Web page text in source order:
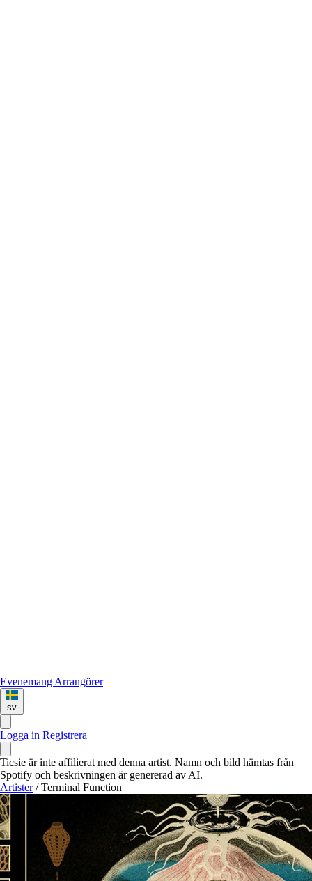
Evenemang Arrangörer
sv
Logga in Registrera
Ticsie är inte affilierat med denna artist. Namn och bild hämtas från
Spotify och beskrivningen är genererad av AI.
Artister / Terminal Function